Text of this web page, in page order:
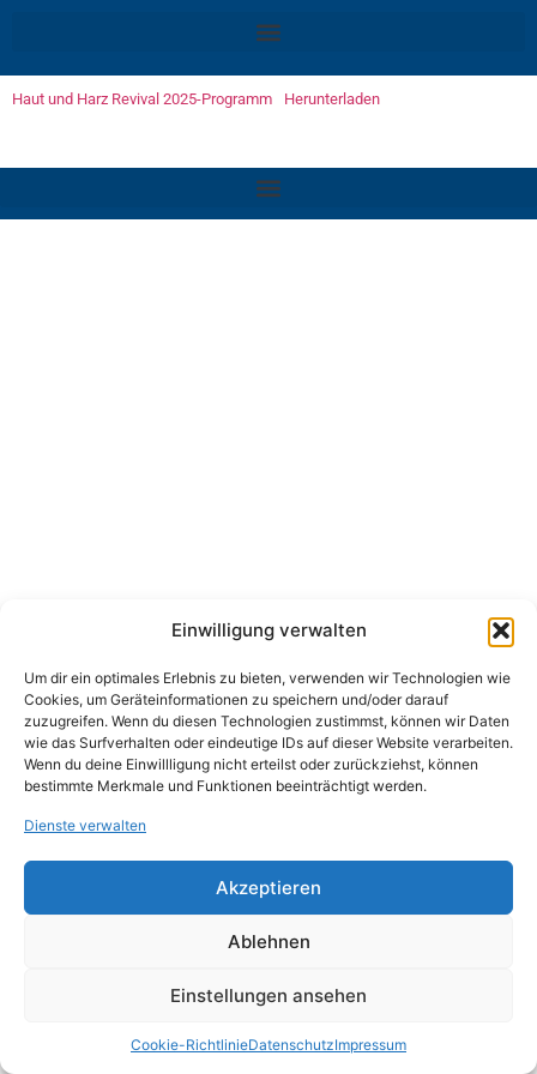
Einwilligung verwalten
Um dir ein optimales Erlebnis zu bieten, verwenden wir Technologien wie
Cookies, um Geräteinformationen zu speichern und/oder darauf
zuzugreifen. Wenn du diesen Technologien zustimmst, können wir Daten
wie das Surfverhalten oder eindeutige IDs auf dieser Website verarbeiten.
Wenn du deine Einwillligung nicht erteilst oder zurückziehst, können
bestimmte Merkmale und Funktionen beeinträchtigt werden.
Dienste verwalten
Akzeptieren
Ablehnen
Einstellungen ansehen
Cookie-RichtlinieDatenschutzImpressum
Haut und Harz Revival 2025-Programm Herunterladen